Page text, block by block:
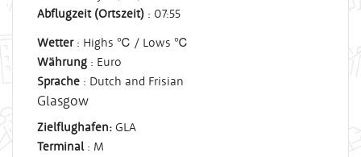
Abflugzeit (Ortszeit) : 07:55
Wetter: Highs ℃ / Lows ℃
Währung : Euro
Sprache : Dutch and Frisian
Glasgow
Zielflughafen: GLA
Terminal: M